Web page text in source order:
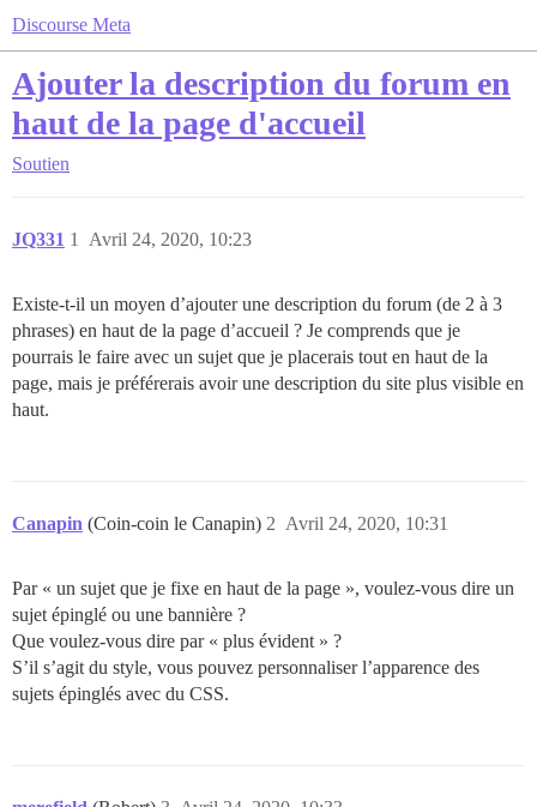
Discourse Meta
Ajouter la description du forum en
haut de la page d'accueil
Soutien
JQ331 Avril 24, 2020, 10:23
1
Existe-t-il un moyen d’ajouter une description du forum (de 2 à 3
phrases) en haut de la page d’accueil ? Je comprends que je
pourrais le faire avec un sujet que je placerais tout en haut de la
page, mais je préférerais avoir une description du site plus visible en
haut.
Canapin (Coin-coin le Canapin) Avril 24, 2020, 10:31
2
Par « un sujet que je fixe en haut de la page », voulez-vous dire un
sujet épinglé ou une bannière ?
Que voulez-vous dire par « plus évident » ?
S’il s’agit du style, vous pouvez personnaliser l’apparence des
sujets épinglés avec du CSS.